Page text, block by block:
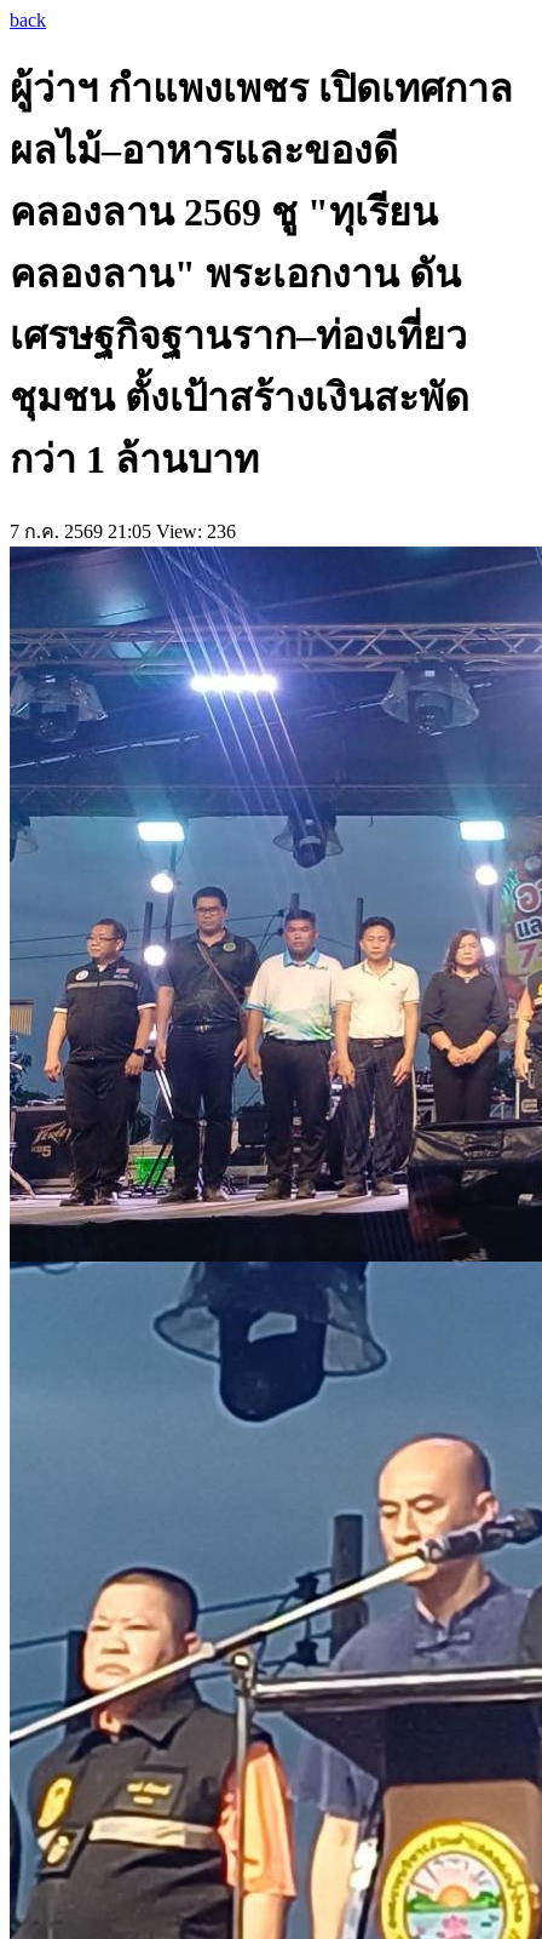
back
ผู้ว่าฯ กำแพงเพชร เปิดเทศกาล
ผลไม้–อาหารและของดี
คลองลาน 2569 ชู "ทุเรียน
คลองลาน" พระเอกงาน ดัน
เศรษฐกิจฐานราก–ท่องเที่ยว
ชุมชน ตั้งเป้าสร้างเงินสะพัด
กว่า 1 ล้านบาท
7 ก.ค. 2569 21:05 View: 236